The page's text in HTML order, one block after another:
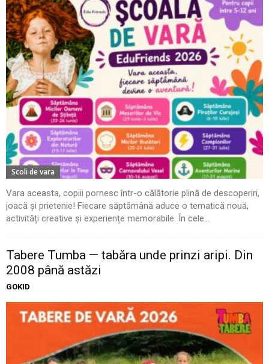
Scoli de vara
Vara aceasta, copiii pornesc într-o călătorie plină de descoperiri,
joacă și prietenie! Fiecare săptămână aduce o tematică nouă,
activități creative și experiențe memorabile. În cele...
Tabere Tumba — tabăra unde prinzi aripi. Din
2008 până astăzi
GOKID